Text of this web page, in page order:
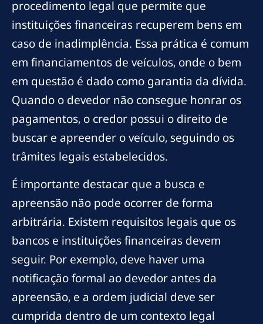
procedimento legal que permite que
instituições financeiras recuperem bens em
caso de inadimplência. Essa prática é comum
em financiamentos de veículos, onde o bem
em questão é dado como garantia da dívida.
Quando o devedor não consegue honrar os
pagamentos, o credor possui o direito de
buscar e apreender o veículo, seguindo os
trâmites legais estabelecidos.
É importante destacar que a busca e
apreensão não pode ocorrer de forma
arbitrária. Existem requisitos legais que os
bancos e instituições financeiras devem
seguir. Por exemplo, deve haver uma
notificação formal ao devedor antes da
apreensão, e a ordem judicial deve ser
cumprida dentro de um contexto legal